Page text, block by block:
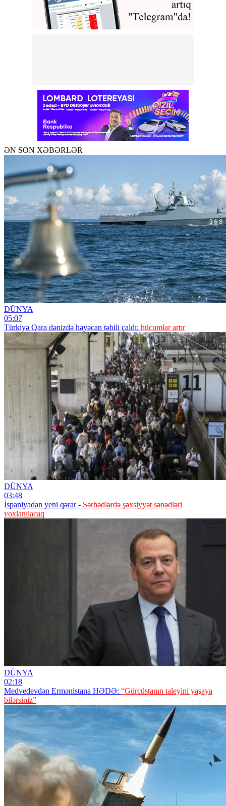
ƏN SON XƏBƏRLƏR
DÜNYA
05:07
Türkiyə Qara dənizdə həyəcan təbili çaldı:
DÜNYA
03:48
İspaniyadan yeni qərar -
yoxlanılacaq
02:18
Medvedevdən Ermənistana HƏDƏ:
bilərsiniz”